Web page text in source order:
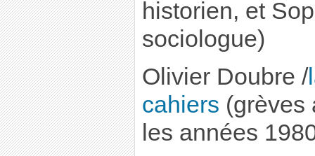
historien, et
sociologue)
Olivier Doubre /
cahiers (grèves
les années